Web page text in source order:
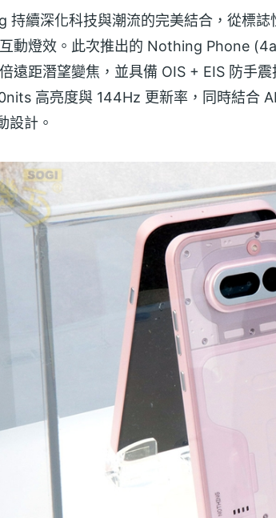
持續深化科技與潮流的完美結合，從標
動燈效。此次推出的 Nothing Phone
遠距潛望變焦，並具備 OIS + EIS 防手
高亮度與 144Hz 更新率，同時結合
設計。